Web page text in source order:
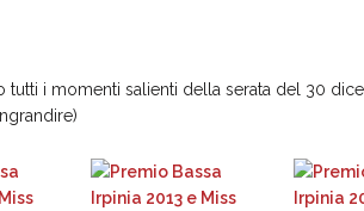
tutti i momenti salienti della serata del 30